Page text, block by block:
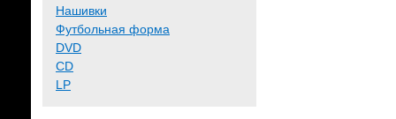
Нашивки
Футбольная форма
DVD
CD
LP